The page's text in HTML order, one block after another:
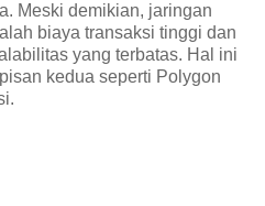
Meski demikian, jaringan
biaya transaksi tinggi dan
yang terbatas. Hal ini
kedua seperti Polygon